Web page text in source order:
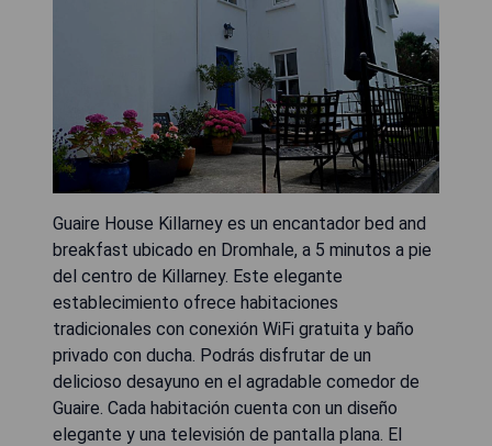
Guaire House Killarney es un encantador bed and
breakfast ubicado en Dromhale, a 5 minutos a pie
del centro de Killarney. Este elegante
establecimiento ofrece habitaciones
tradicionales con conexión WiFi gratuita y baño
privado con ducha. Podrás disfrutar de un
delicioso desayuno en el agradable comedor de
Guaire. Cada habitación cuenta con un diseño
elegante y una televisión de pantalla plana. El